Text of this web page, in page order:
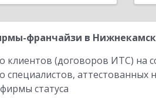
франчайзи в
клиентов (договоров ИТС) на
специалистов,
статуса